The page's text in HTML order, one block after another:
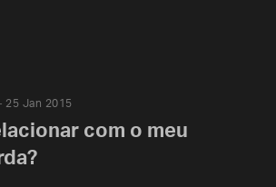
25 Jan 2015
com o meu